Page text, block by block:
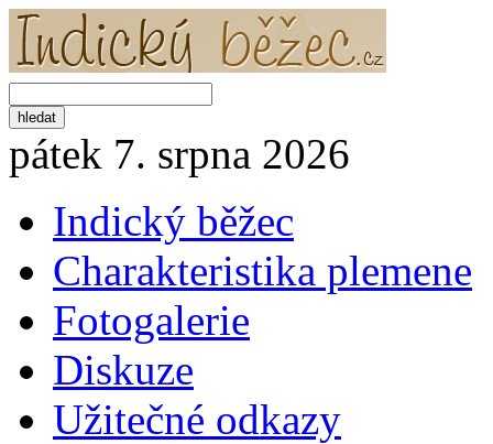
pátek 7. srpna 2026
Indický běžec
Charakteristika plemene
Fotogalerie
Diskuze
Užitečné odkazy